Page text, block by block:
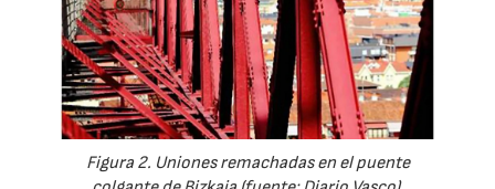
Figura 2. Uniones remachadas en el puente